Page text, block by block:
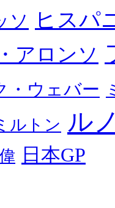
ソ ヒスパ
アロンソ
・ウェバー
ルトン ル
日本GP